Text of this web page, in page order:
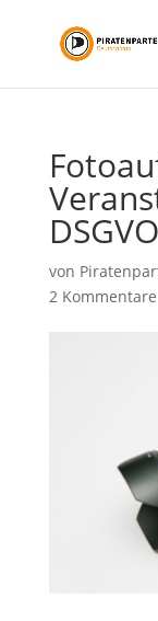
DSGVO
von
2 Kommentare